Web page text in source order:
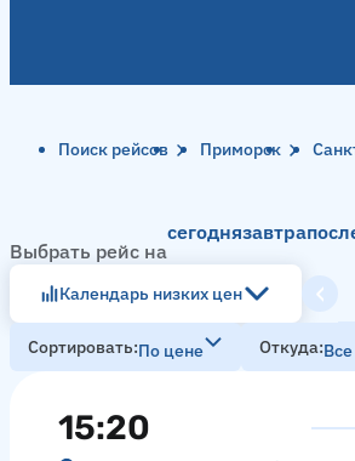
Поиск рейсов Приморск
Выбрать рейс на
сегоднязавтра
Календарь низких цен
Сортировать По цене Откуда
15:20